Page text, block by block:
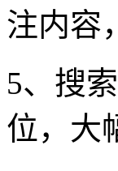
注内容
5、搜
位，大